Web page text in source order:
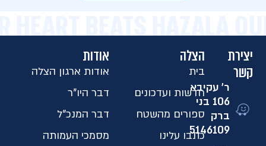
HEART BEATS HAZALA
יצירת
קשר
ר' עקיבא
106 בני
ברק
5146109​
הצלה
בית
חדשות ועדכונים
ספורים מהשטח
כתבו עלינו
אודות
אודות ארגון הצלה
דבר היו"ר
דבר המנכ"ל
מסמכי העמותה